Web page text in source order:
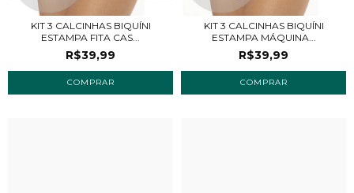
KIT 3 CALCINHAS BIQUÍNI
ESTAMPA FITA CAS...
R$39,99
COMPRAR
KIT 3 CALCINHAS BIQUÍNI
ESTAMPA MÁQUINA...
R$39,99
COMPRAR